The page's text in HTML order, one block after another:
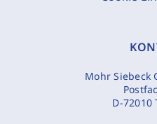
Mohr Siebeck
D-72010